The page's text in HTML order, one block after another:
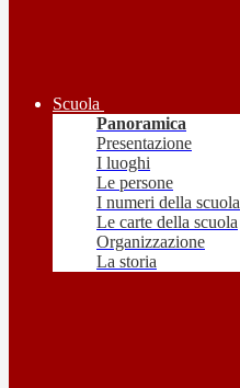
Scuola
Panoramica
Presentazione
I luoghi
Le persone
I numeri della scuola
Le carte della scuola
Organizzazione
La storia